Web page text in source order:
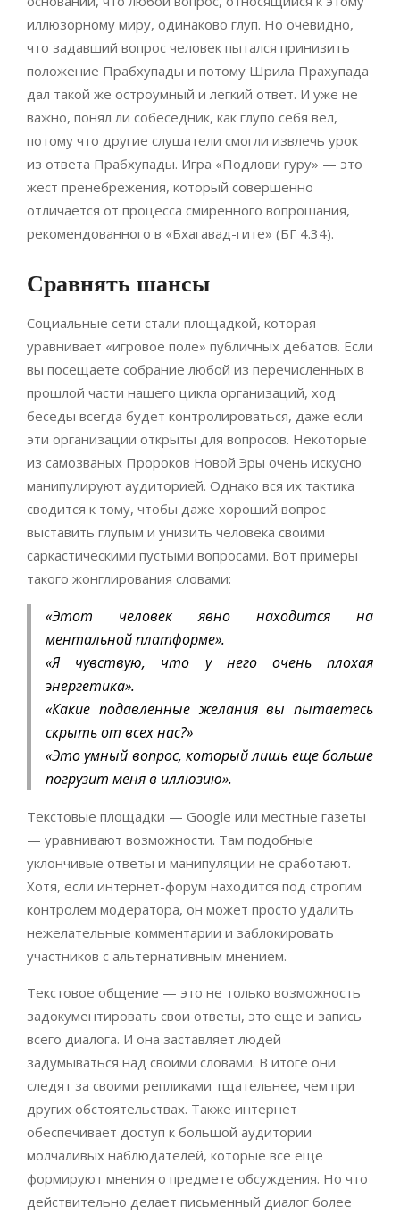
иллюзорному миру, одинаково глуп. Но очевидно,
что задавший вопрос человек пытался принизить
положение Прабхупады и потому Шрила Прахупада
дал такой же остроумный и легкий ответ. И уже не
важно, понял ли собеседник, как глупо себя вел,
потому что другие слушатели смогли извлечь урок
из ответа Прабхупады. Игра «Подлови гуру» — это
жест пренебрежения, который совершенно
отличается от процесса смиренного вопрошания,
рекомендованного в «Бхагавад-гите» (БГ 4.34).
Сравнять шансы
Социальные сети стали площадкой, которая
уравнивает «игровое поле» публичных дебатов. Если
вы посещаете собрание любой из перечисленных в
прошлой части нашего цикла организаций, ход
беседы всегда будет контролироваться, даже если
эти организации открыты для вопросов. Некоторые
из самозваных Пророков Новой Эры очень искусно
манипулируют аудиторией. Однако вся их тактика
сводится к тому, чтобы даже хороший вопрос
выставить глупым и унизить человека своими
саркастическими пустыми вопросами. Вот примеры
такого жонглирования словами:
«Этот человек явно находится на
ментальной платформе».
«Я чувствую, что у него очень плохая
энергетика».
«Какие подавленные желания вы пытаетесь
скрыть от всех нас?»
«Это умный вопрос, который лишь еще больше
погрузит меня в иллюзию».
Текстовые площадки — Google или местные газеты
— уравнивают возможности. Там подобные
уклончивые ответы и манипуляции не сработают.
Хотя, если интернет-форум находится под строгим
контролем модератора, он может просто удалить
нежелательные комментарии и заблокировать
участников с альтернативным мнением.
Текстовое общение — это не только возможность
задокументировать свои ответы, это еще и запись
всего диалога. И она заставляет людей
задумываться над своими словами. В итоге они
следят за своими репликами тщательнее, чем при
других обстоятельствах. Также интернет
обеспечивает доступ к большой аудитории
молчаливых наблюдателей, которые все еще
формируют мнения о предмете обсуждения. Но что
действительно делает письменный диалог более